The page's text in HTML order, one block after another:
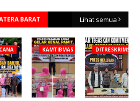
BARAT Lihat semua
KAMTIBMAS DITRESKRIMSUS